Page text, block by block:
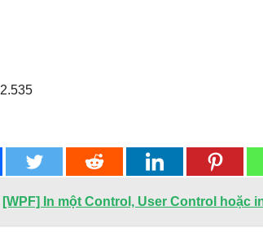
2.535
[WPF] In một Control, User Control hoặc